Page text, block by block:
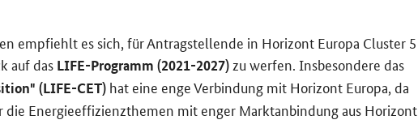
emp­fiehlt es sich, für An­trag­stel­len­de in Ho­ri­zont Eu­ro­pa Cluster 5
auf das LIFE-​Programm (2021-​2027) zu wer­fen. Ins­be­son­de­re das
(LIFE-​CET) hat eine enge Ver­bin­dung mit Ho­ri­zont Eu­ro­pa, da
die En­er­gie­ef­fi­zi­enz­the­men mit enger Markt­an­bin­dung aus Ho­ri­zont